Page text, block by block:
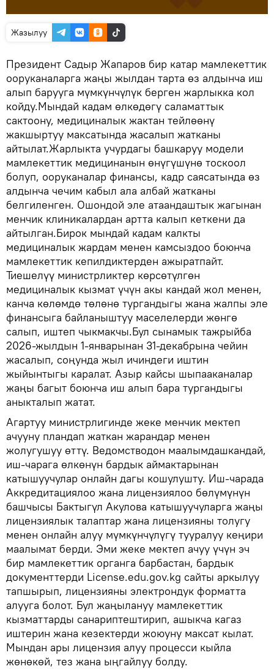
Жазылуу
Президент Садыр Жапаров бир катар мамлекеттик
ооруканаларга жаңы жылдан тарта өз алдынча иш
алып барууга мүмкүнчүлүк берген жарлыкка кол
койду.Мындай кадам өлкөдөгү саламаттык
сактоону, медициналык жактан тейлөөнү
жакшыртуу максатында жасалып жатканы
айтылат.Жарлыкта учурдагы башкаруу модели
мамлекеттик медицинанын өнүгүшүнө тоскоол
болуп, ооруканалар финансы, кадр саясатында өз
алдынча чечим кабыл ала албай жатканы
белгиленген. Ошондой эле атаандаштык жагынан
менчик клиникалардан артта калып кеткени да
айтылган.Бирок мындай кадам калкты
медициналык жардам менен камсыздоо боюнча
мамлекеттик кепилдиктерден ажыратпайт.
Тиешелүү министрликтер көрсөтүлгөн
медициналык кызмат үчүн акы кандай жол менен,
канча көлөмдө төлөнө тургандыгы жана жалпы эле
финансыга байланыштуу маселелерди жөнгө
салып, иштеп чыкмакчы.Бул сынамык тажрыйба
2026-жылдын 1-январынан 31-декабрына чейин
жасалып, соңунда жыл ичиндеги иштин
жыйынтыгы каралат. Азыр кайсы шыпааканалар
жаңы багыт боюнча иш алып бара тургандыгы
аныкталып жатат.
Агартуу министрлигинде жеке менчик мектеп
ачууну пландап жаткан жарандар менен
жолугушуу өттү. Ведомстводон маалымдашкандай,
иш-чарага өлкөнүн бардык аймактарынан
катышуучулар онлайн дагы кошулушту. Иш-чарада
Аккредитациялоо жана лицензиялоо бөлүмүнүн
башчысы Бактыгүл Акулова катышуучуларга жаңы
лицензиялык талаптар жана лицензияны толугу
менен онлайн алуу мүмкүнчүлүгү тууралуу кеңири
маалымат берди. Эми жеке мектеп ачуу үчүн эч
бир мамлекеттик органга барбастан, бардык
документтерди License.edu.gov.kg сайты аркылуу
тапшырып, лицензияны электрондук форматта
алууга болот. Бул жаңылануу мамлекеттик
кызматтарды санариптештирип, ашыкча кагаз
иштерин жана кезектерди жоюуну максат кылат.
Мындан ары лицензия алуу процесси кыйла
жөнөкөй, тез жана ыңгайлуу болду.